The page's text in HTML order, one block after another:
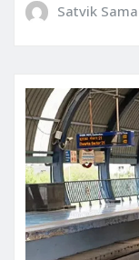
Satvik